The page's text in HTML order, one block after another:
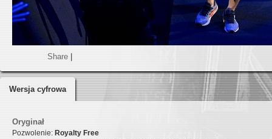
Share
Wersja cyfrowa
Oryginał
Pozwolenie: Royalty Free